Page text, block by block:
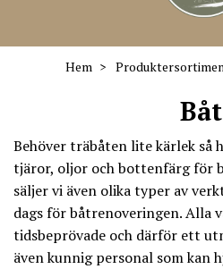
Hem
Båt
Behöver träbåten lite kärlek så
tjäror, oljor och bottenfärg för
säljer vi även olika typer av
dags för båtrenoveringen. Alla
tidsbeprövade och därför ett
även kunnig personal som kan